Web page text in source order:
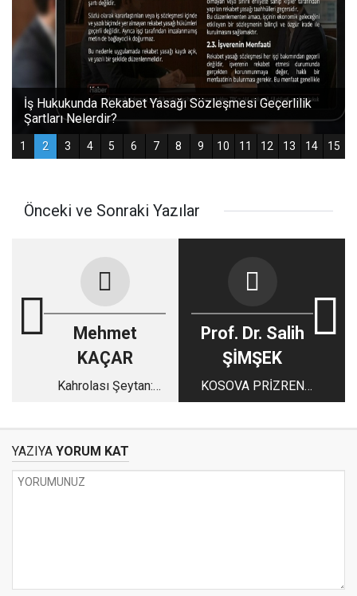
Önceki ve Sonraki Yazılar
Mehmet
KAÇAR
Kahrolası Şeytan:
Prof. Dr. Salih
ŞİMŞEK
KOSOVA PRİZREN
HATIRASI Prof. Dr.
YAZIYA YORUM KAT